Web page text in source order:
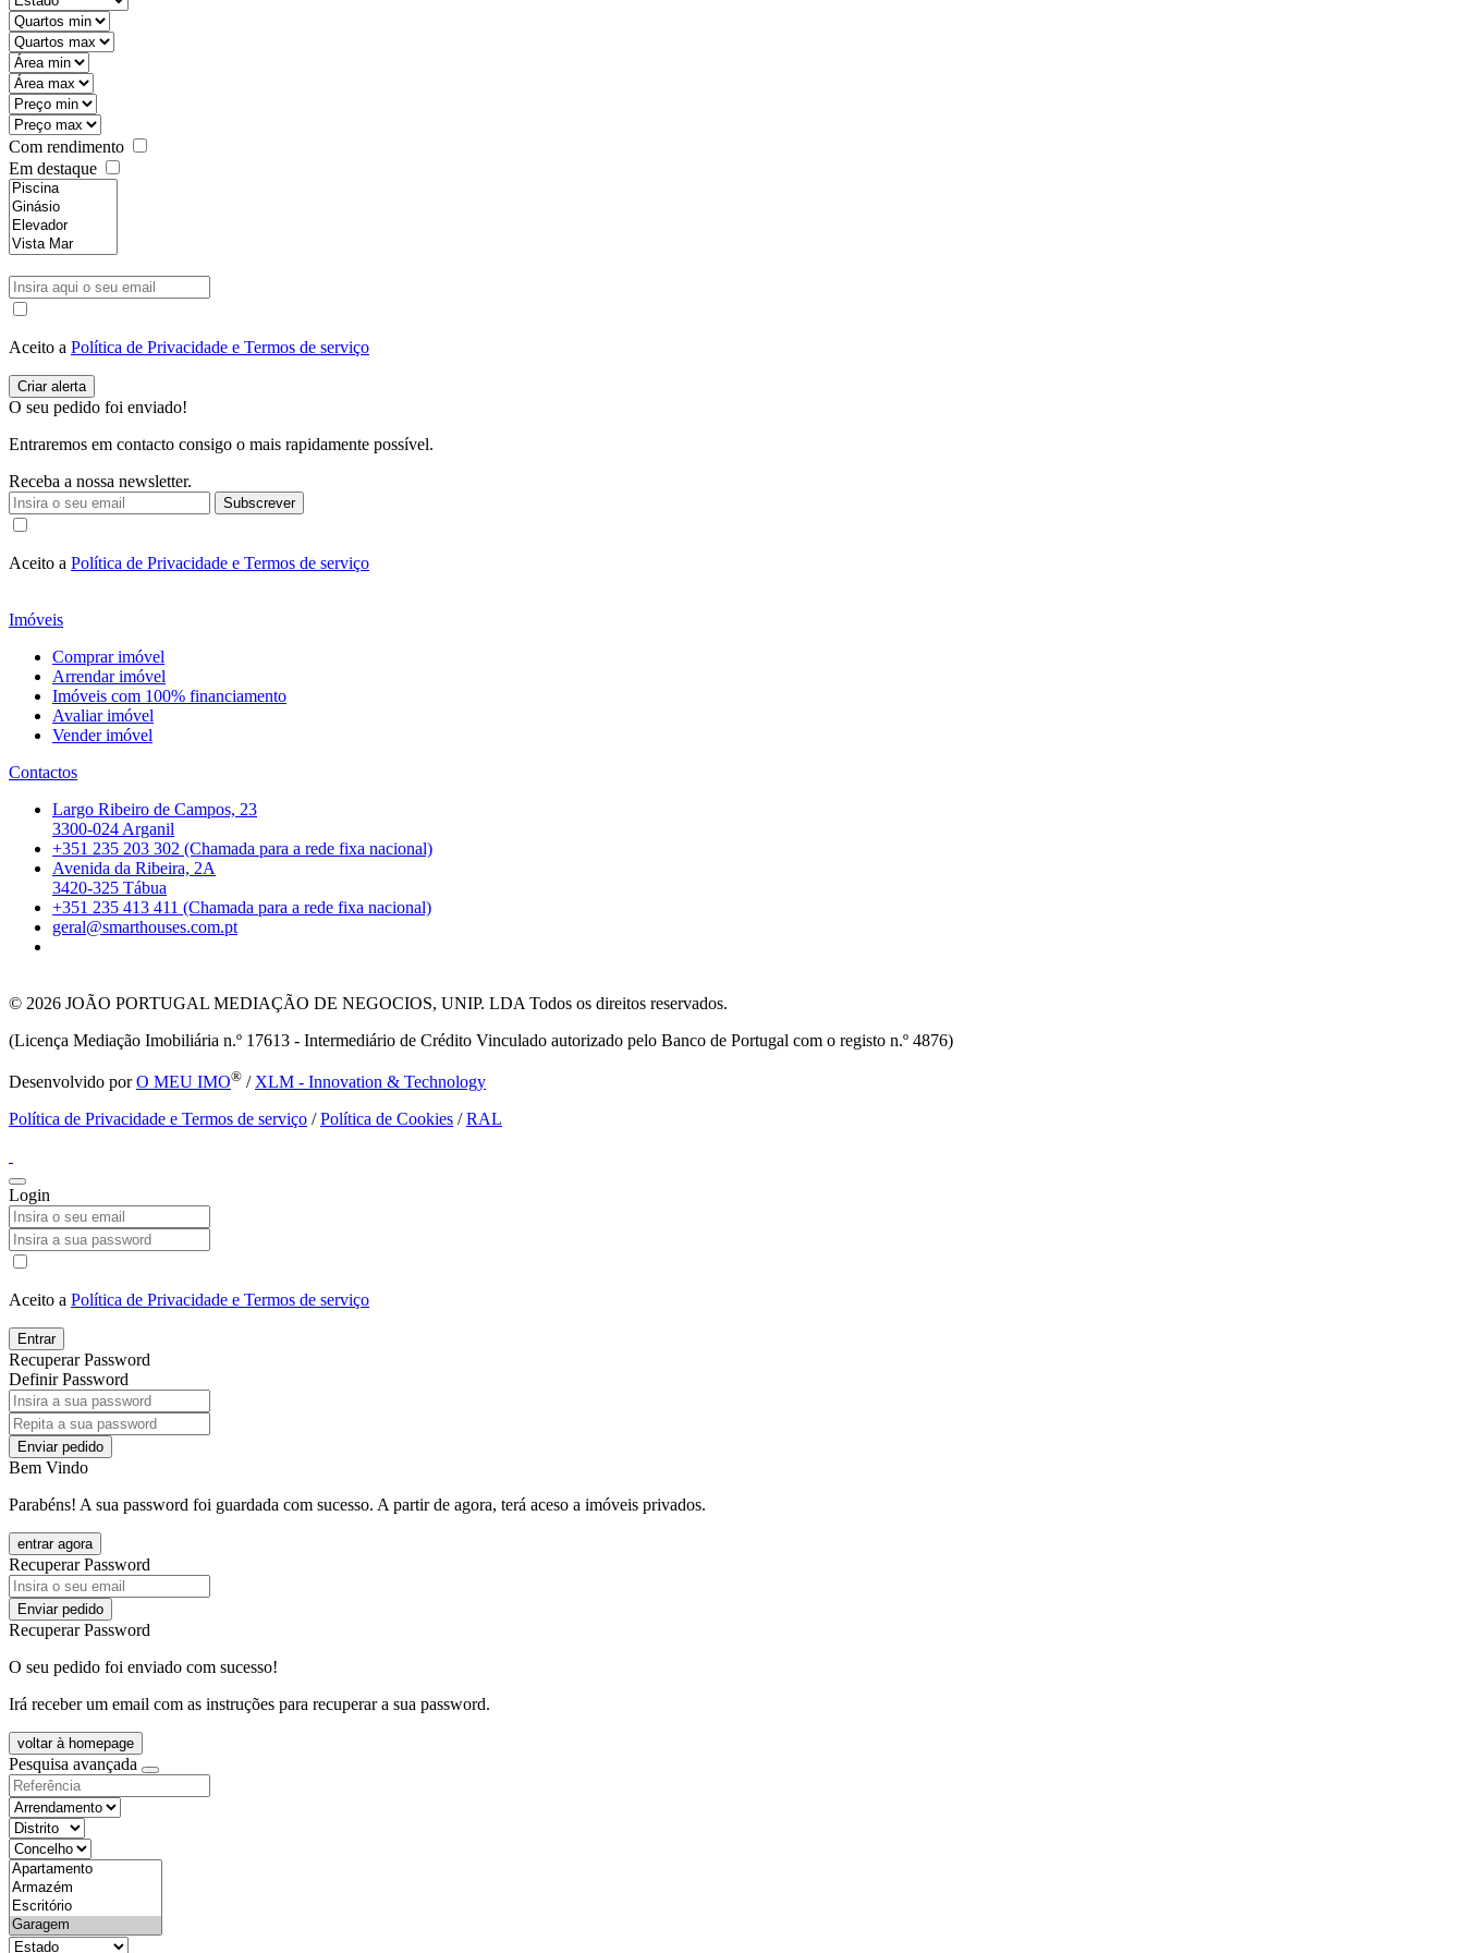
Com rendimento
Em destaque
Aceito a Política de Privacidade e Termos de serviço
O seu pedido foi enviado!
Entraremos em contacto consigo o mais rapidamente possível.
Receba a nossa newsletter.
Subscrever
Aceito a Política de Privacidade e Termos de serviço
Imóveis
Comprar imóvel
Arrendar imóvel
Imóveis com 100% financiamento
Avaliar imóvel
Vender imóvel
Contactos
Largo Ribeiro de Campos, 23
3300-024 Arganil
+351 235 203 302 (Chamada para a rede fixa nacional)
Avenida da Ribeira, 2A
3420-325 Tábua
+351 235 413 411 (Chamada para a rede fixa nacional)
geral@smarthouses.com.pt
© 2026 JOÃO PORTUGAL MEDIAÇÃO DE NEGOCIOS, UNIP. LDA Todos os direitos reservados.
(Licença Mediação Imobiliária n.º 17613 - Intermediário de Crédito Vinculado autorizado pelo Banco de Portugal com o registo n.º 4876)
Desenvolvido porO MEU IMO® / XLM - Innovation & Technology
Política de Privacidade e Termos de serviço /Política de Cookies /RAL
Login
Aceito a Política de Privacidade e Termos de serviço
Entrar
Recuperar Password
Definir Password
Enviar pedido
Bem Vindo
Parabéns! A sua password foi guardada com sucesso. A partir de agora, terá aceso a imóveis privados.
entrar agora
Recuperar Password
Enviar pedido
Recuperar Password
O seu pedido foi enviado com sucesso!
Irá receber um email com as instruções para recuperar a sua password.
voltar à homepage
Pesquisa avançada